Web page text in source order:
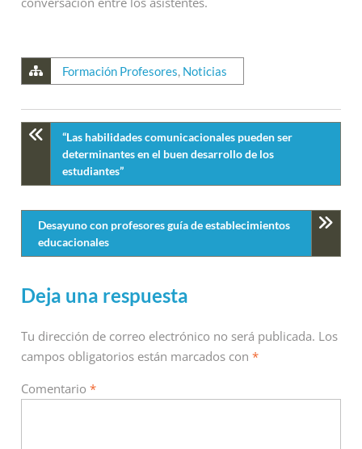
Formación Profesores, Noticias
“Las habilidades comunicacionales pueden ser
determinantes en el buen desarrollo de los
estudiantes”
Desayuno con profesores guía de establecimientos
educacionales
Deja una respuesta
Tu dirección de correo electrónico no será publicada. Los
campos obligatorios están marcados con*
Comentario*